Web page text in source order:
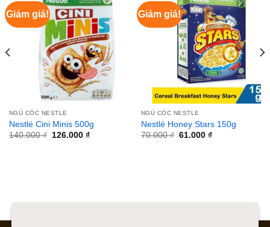
Giảm giá!
NGŨ CỐC NESTLE
Nestlé Cini Minis 500g
140.000₫
Giá
126.000 ₫Giá
Giảm giá!
NGŨ CỐC NESTLE
Nestlé Honey Stars 150g
70.000₫ Giá
61.000 ₫Giá